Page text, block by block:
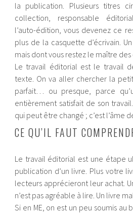
la publication. Plusieurs titres
collection, responsable
l’auto-édition, vous devenez ce
plus de la casquette d’écrivain.
mais dont vous restez le maître des
Le travail éditorial est le travail
texte. On va aller chercher la
parfait… ou presque, parce
entièrement satisfait de son
qui peut être changé ; c’est l’âme
CE QU’IL FAUT
Le travail éditorial est une étape
publication d’un livre. Plus votre
lecteurs apprécieront leur achat.
n’est pas agréable à lire. Un livre
Si en ME, on est un peu soumis au